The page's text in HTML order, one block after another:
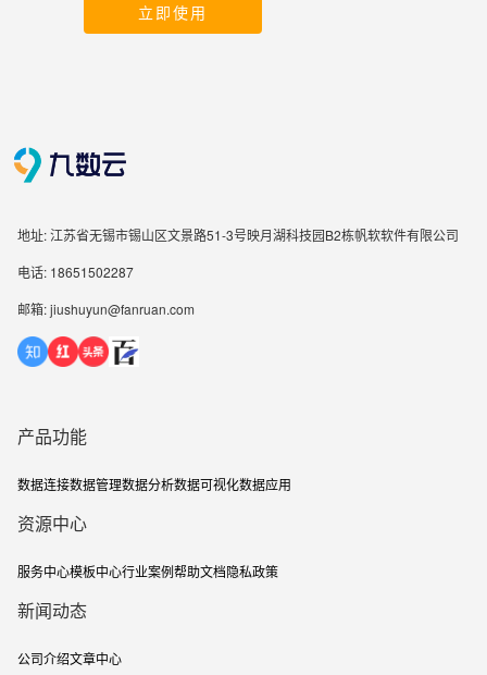
立即使用
地址: 江苏省无锡市锡山区文景路51-3号映月湖科技园B2栋帆软软件有限公司
电话: 18651502287
邮箱: jiushuyun@fanruan.com
产品功能
数据连接数据管理数据分析数据可视化数据应用
资源中心
服务中心模板中心行业案例帮助文档隐私政策
新闻动态
公司介绍文章中心